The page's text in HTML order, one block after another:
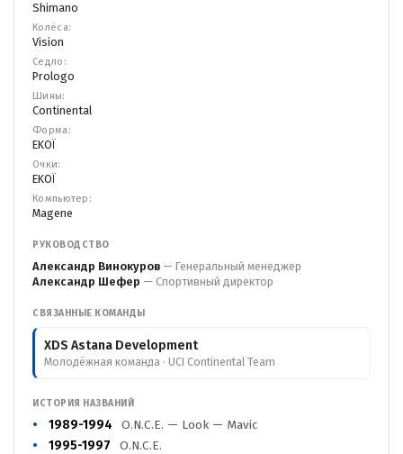
Shimano
Колёса:
Vision
Седло:
Prologo
Шины:
Continental
Форма:
EKOÏ
Очки:
EKOÏ
Компьютер:
Magene
РУКОВОДСТВО
Александр Винокуров — Генеральный менеджер
Александр Шефер — Спортивный директор
СВЯЗАННЫЕ КОМАНДЫ
XDS Astana Development
Молодёжная команда · UCI Continental Team
ИСТОРИЯ НАЗВАНИЙ
1989-1994
O.N.C.E. — Look — Mavic
1995-1997
O.N.C.E.